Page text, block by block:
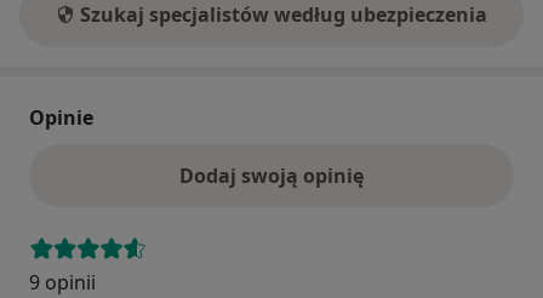
Szukaj specjalistów według ubezpieczenia
Opinie
Dodaj swoją opinię
9 opinii